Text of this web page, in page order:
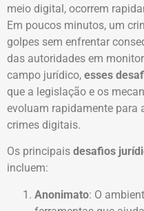
meio digital, ocorrem
Em poucos minutos, um
golpes sem enfrentar
das autoridades em
campo jurídico, esses
que a legislação e os
evoluam rapidamente para
crimes digitais.
Os principais desafios
incluem:
Anonimato: O